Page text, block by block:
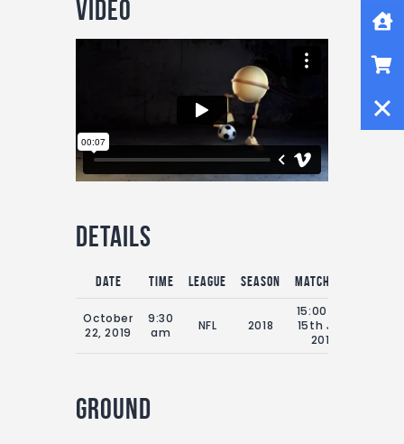
Video
Details
Date Time League Season Match Day
October
22, 2019
9:30
am
NFL 2018
15:00 Sat
15th July
2018
Ground